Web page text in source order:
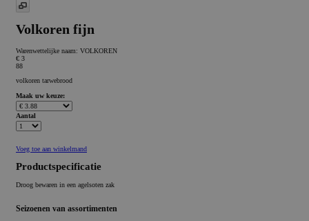
Volkoren fijn
Warenwettelijke naam: VOLKOREN
€ 3
88
volkoren tarwebrood
Maak uw keuze:
Aantal
Voeg toe aan winkelmand
Productspecificatie
Droog bewaren in een agelsoten zak
Seizoenen van assortimenten